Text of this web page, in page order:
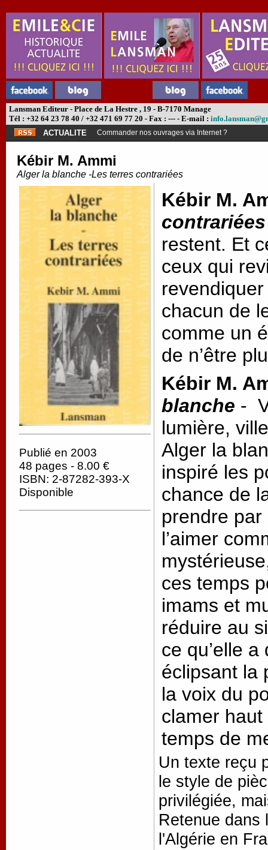
Lansman Editeur - Place de La Hestre , 19 - B-7170 Manage
Tél : +32 64 23 78 40 / +32 471 69 77 20 - Fax : --- - E-mail :
ACTUALITE
Commander nos ouvrages via Internet ?
Kébir M. Ammi
Alger la blanche -Les terres contrariées
Publié en 2003
48 pages - 8.00 €
ISBN: 2-87282-393-X
Disponible
Kébir M.
contrariées
restent. Et
ceux qui
chacun de
comme un
de n’être
Kébir M.
blanche -
lumière,
Alger la
inspiré les
chance de
prendre
l’aimer
ces temps
imams et
réduire au
ce qu’elle
éclipsant la
la voix du
clamer haut
temps de
Un texte reçu
le style de
privilégiée,
Retenue dans
l'Algérie en